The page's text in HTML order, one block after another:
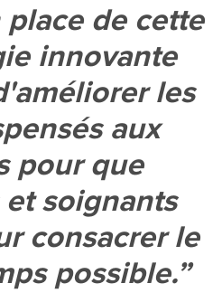
place de cette
innovante
les
aux
pour que
soignants
consacrer le
possible.